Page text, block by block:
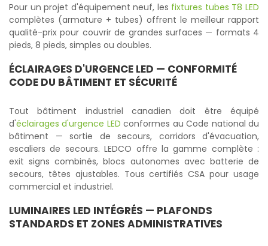
Pour un projet d'équipement neuf, les fixtures tubes T8 LED
complètes (armature + tubes) offrent le meilleur rapport
qualité-prix pour couvrir de grandes surfaces — formats 4
pieds, 8 pieds, simples ou doubles.
ÉCLAIRAGES D'URGENCE LED — CONFORMITÉ
CODE DU BÂTIMENT ET SÉCURITÉ
Tout bâtiment industriel canadien doit être équipé
d'éclairages d'urgence LED conformes au Code national du
bâtiment — sortie de secours, corridors d'évacuation,
escaliers de secours. LEDCO offre la gamme complète :
exit signs combinés, blocs autonomes avec batterie de
secours, têtes ajustables. Tous certifiés CSA pour usage
commercial et industriel.
LUMINAIRES LED INTÉGRÉS — PLAFONDS
STANDARDS ET ZONES ADMINISTRATIVES